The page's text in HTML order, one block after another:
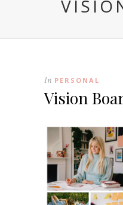
In PERSONAL
Vision